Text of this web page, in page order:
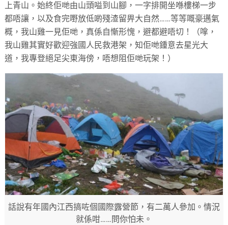
上青山。始終佢哋由山頭嗌到山腳，一字排開坐喺樓梯一步
都唔讓，以及食完嘢放低啲殘渣留畀大自然……等等嘅豪邁氣
概，我山雞一見佢哋，真係自慚形愧，避都避唔切！（嗱，
我山雞其實好歡迎強國人民救港架，知佢哋鍾意去星光大
道，我專登絕足尖東海傍，唔想阻佢哋玩架！）
話說有年國內江西搞咗個國際露營節，有二萬人參加。情況
就係咁……問你怕未。